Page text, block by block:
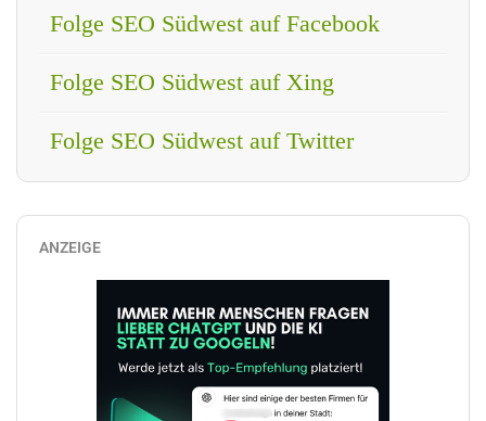
Folge SEO Südwest auf Facebook
Folge SEO Südwest auf Xing
Folge SEO Südwest auf Twitter
ANZEIGE